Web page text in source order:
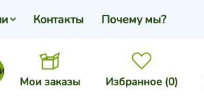
Мои заказы Избранное (0)
Контакты Почему мы?